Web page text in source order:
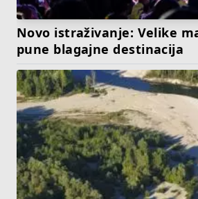
Novo istraživanje: Velike
pune blagajne destinacija